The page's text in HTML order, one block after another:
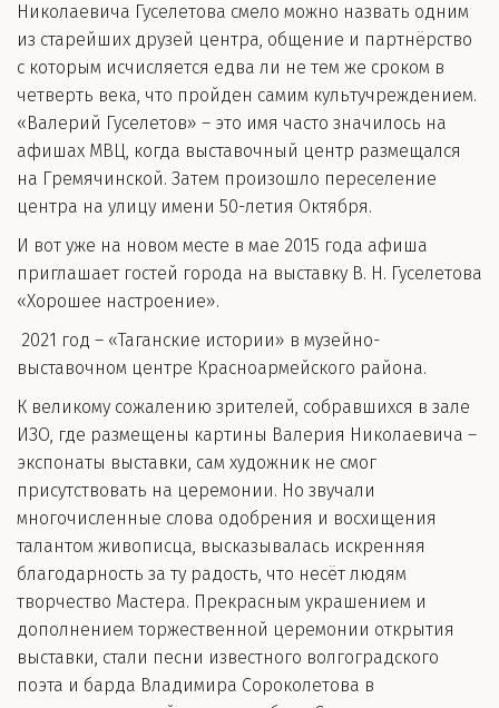
Николаевича Гуселетова смело можно назвать одним
из старейших друзей центра, общение и партнёрство
с которым исчисляется едва ли не тем же сроком в
четверть века, что пройден самим культучреждением.
«Валерий Гуселетов» – это имя часто значилось на
афишах МВЦ, когда выставочный центр размещался
на Гремячинской. Затем произошло переселение
центра на улицу имени 50-летия Октября.
И вот уже на новом месте в мае 2015 года афиша
приглашает гостей города на выставку В. Н. Гуселетова
«Хорошее настроение».
2021 год – «Таганские истории» в музейно-
выставочном центре Красноармейского района.
К великому сожалению зрителей, собравшихся в зале
ИЗО, где размещены картины Валерия Николаевича –
экспонаты выставки, сам художник не смог
присутствовать на церемонии. Но звучали
многочисленные слова одобрения и восхищения
талантом живописца, высказывалась искренняя
благодарность за ту радость, что несёт людям
творчество Мастера. Прекрасным украшением и
дополнением торжественной церемонии открытия
выставки, стали песни известного волгоградского
поэта и барда Владимира Сороколетова в